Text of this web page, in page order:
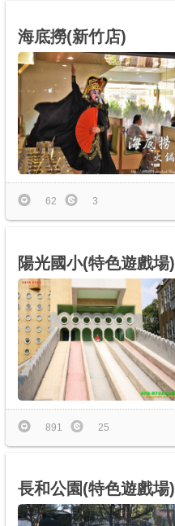
海底撈(新竹店)
62 3
陽光國小(特色遊戲場)
891 25
長和公園(特色遊戲場)